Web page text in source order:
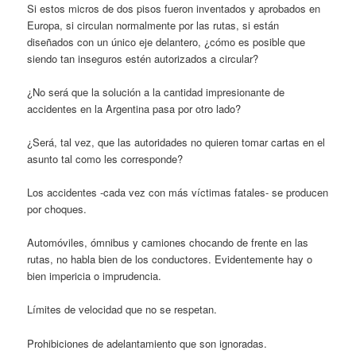
Si estos micros de dos pisos fueron inventados y aprobados en
Europa, si circulan normalmente por las rutas, si están
diseñados con un único eje delantero, ¿cómo es posible que
siendo tan inseguros estén autorizados a circular?
¿No será que la solución a la cantidad impresionante de
accidentes en la Argentina pasa por otro lado?
¿Será, tal vez, que las autoridades no quieren tomar cartas en el
asunto tal como les corresponde?
Los accidentes -cada vez con más víctimas fatales- se producen
por choques.
Automóviles, ómnibus y camiones chocando de frente en las
rutas, no habla bien de los conductores. Evidentemente hay o
bien impericia o imprudencia.
Límites de velocidad que no se respetan.
Prohibiciones de adelantamiento que son ignoradas.